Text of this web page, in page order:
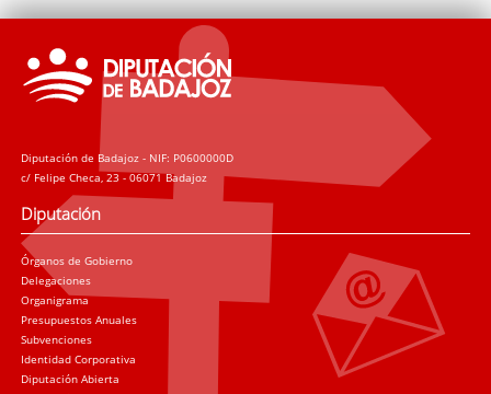
Plan Director del Hospital Provincial de San Sebastián
Ordenanza reguladora de Patrocinios de la Diputación de
Ordenanza general de subvenciones y transferencias de la
Diputación de Badajoz
Diputación de Badajoz - NIF: P0600000D
c/ Felipe Checa, 23 - 06071 Badajoz
Diputación
Órganos de Gobierno
Delegaciones
Organigrama
Presupuestos Anuales
Subvenciones
Identidad Corporativa
Diputación Abierta